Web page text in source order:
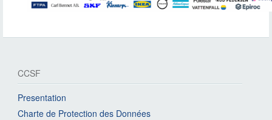
CCSF
Presentation
Charte de Protection des Données